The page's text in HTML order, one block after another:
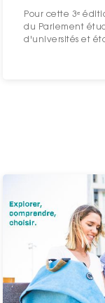
Pour cette 3ᵉ
du Parlement
d'universités et